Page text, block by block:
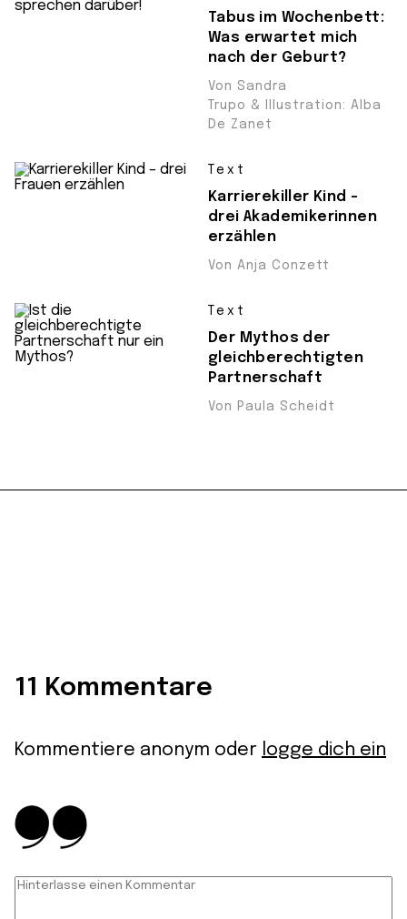
Tabus im Wochenbett:
Was erwartet mich
nach der Geburt?
Von Sandra
Trupo & Illustration: Alba
De Zanet
Text
Karrierekiller Kind –
drei Akademikerinnen
erzählen
Von Anja Conzett
Text
Der Mythos der
gleichberechtigten
Partnerschaft
Von Paula Scheidt
11 Kommentare
Kommentiere anonym oder logge dich ein